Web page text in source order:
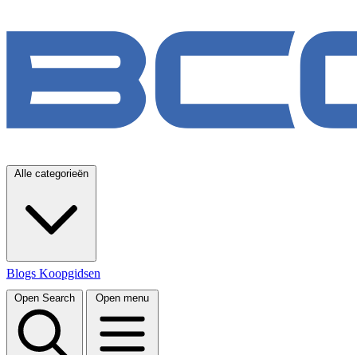
Alle categorieën
Blogs Koopgidsen
Open Search Open menu